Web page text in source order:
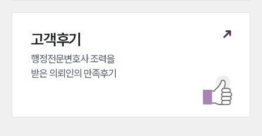
고객후기
행정전문변호사 조력을
받은 의뢰인의 만족후기